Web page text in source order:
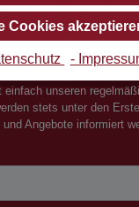
Mehr als
unseren
stets unter den
und Angebote informiert
Cookies
-